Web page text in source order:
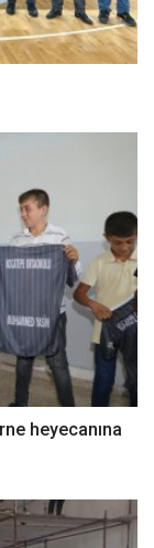
heyecanına